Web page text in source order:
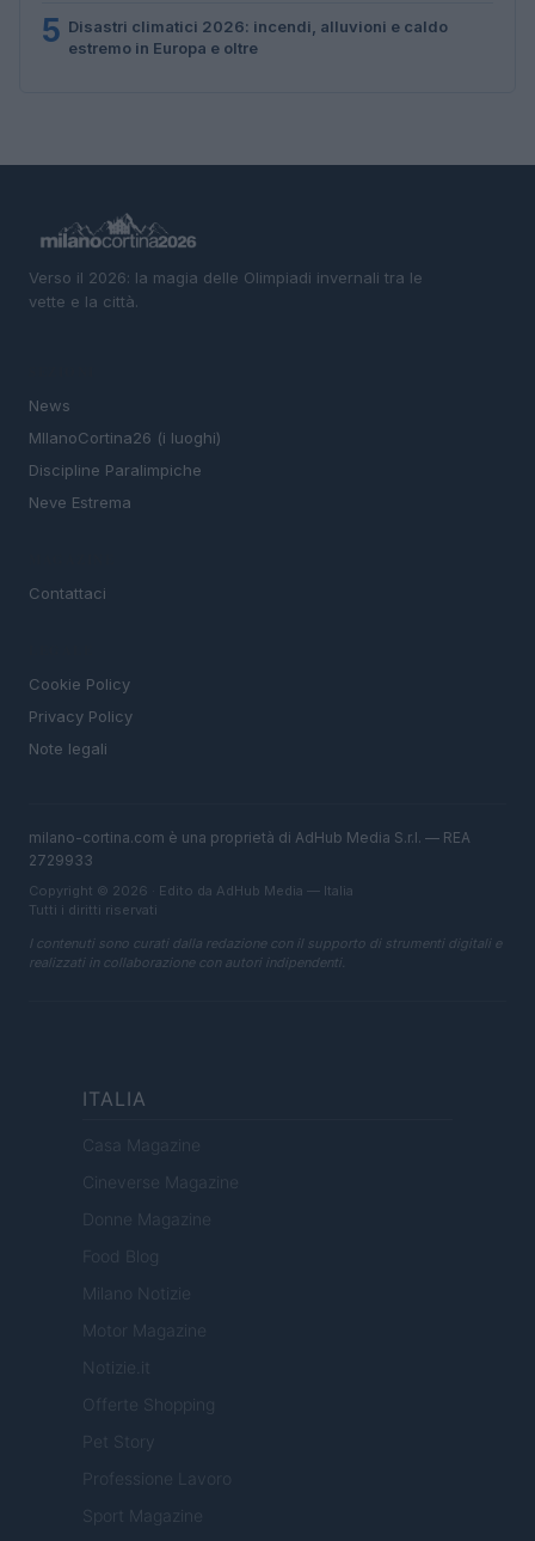
5 Disastri climatici 2026: incendi, alluvioni e caldo
estremo in Europa e oltre
Verso il 2026: la magia delle Olimpiadi invernali tra le
vette e la città.
News
MIlanoCortina26 (i luoghi)
Discipline Paralimpiche
Neve Estrema
Contattaci
Cookie Policy
Privacy Policy
Note legali
milano-cortina.com è una proprietà di AdHub Media S.r.l. — REA
2729933
Copyright © 2026 · Edito da AdHub Media — Italia
Tutti i diritti riservati
I contenuti sono curati dalla redazione con il supporto di strumenti digitali e
realizzati in collaborazione con autori indipendenti.
ITALIA
Casa Magazine
Cineverse Magazine
Donne Magazine
Food Blog
Milano Notizie
Motor Magazine
Notizie.it
Offerte Shopping
Pet Story
Professione Lavoro
Sport Magazine